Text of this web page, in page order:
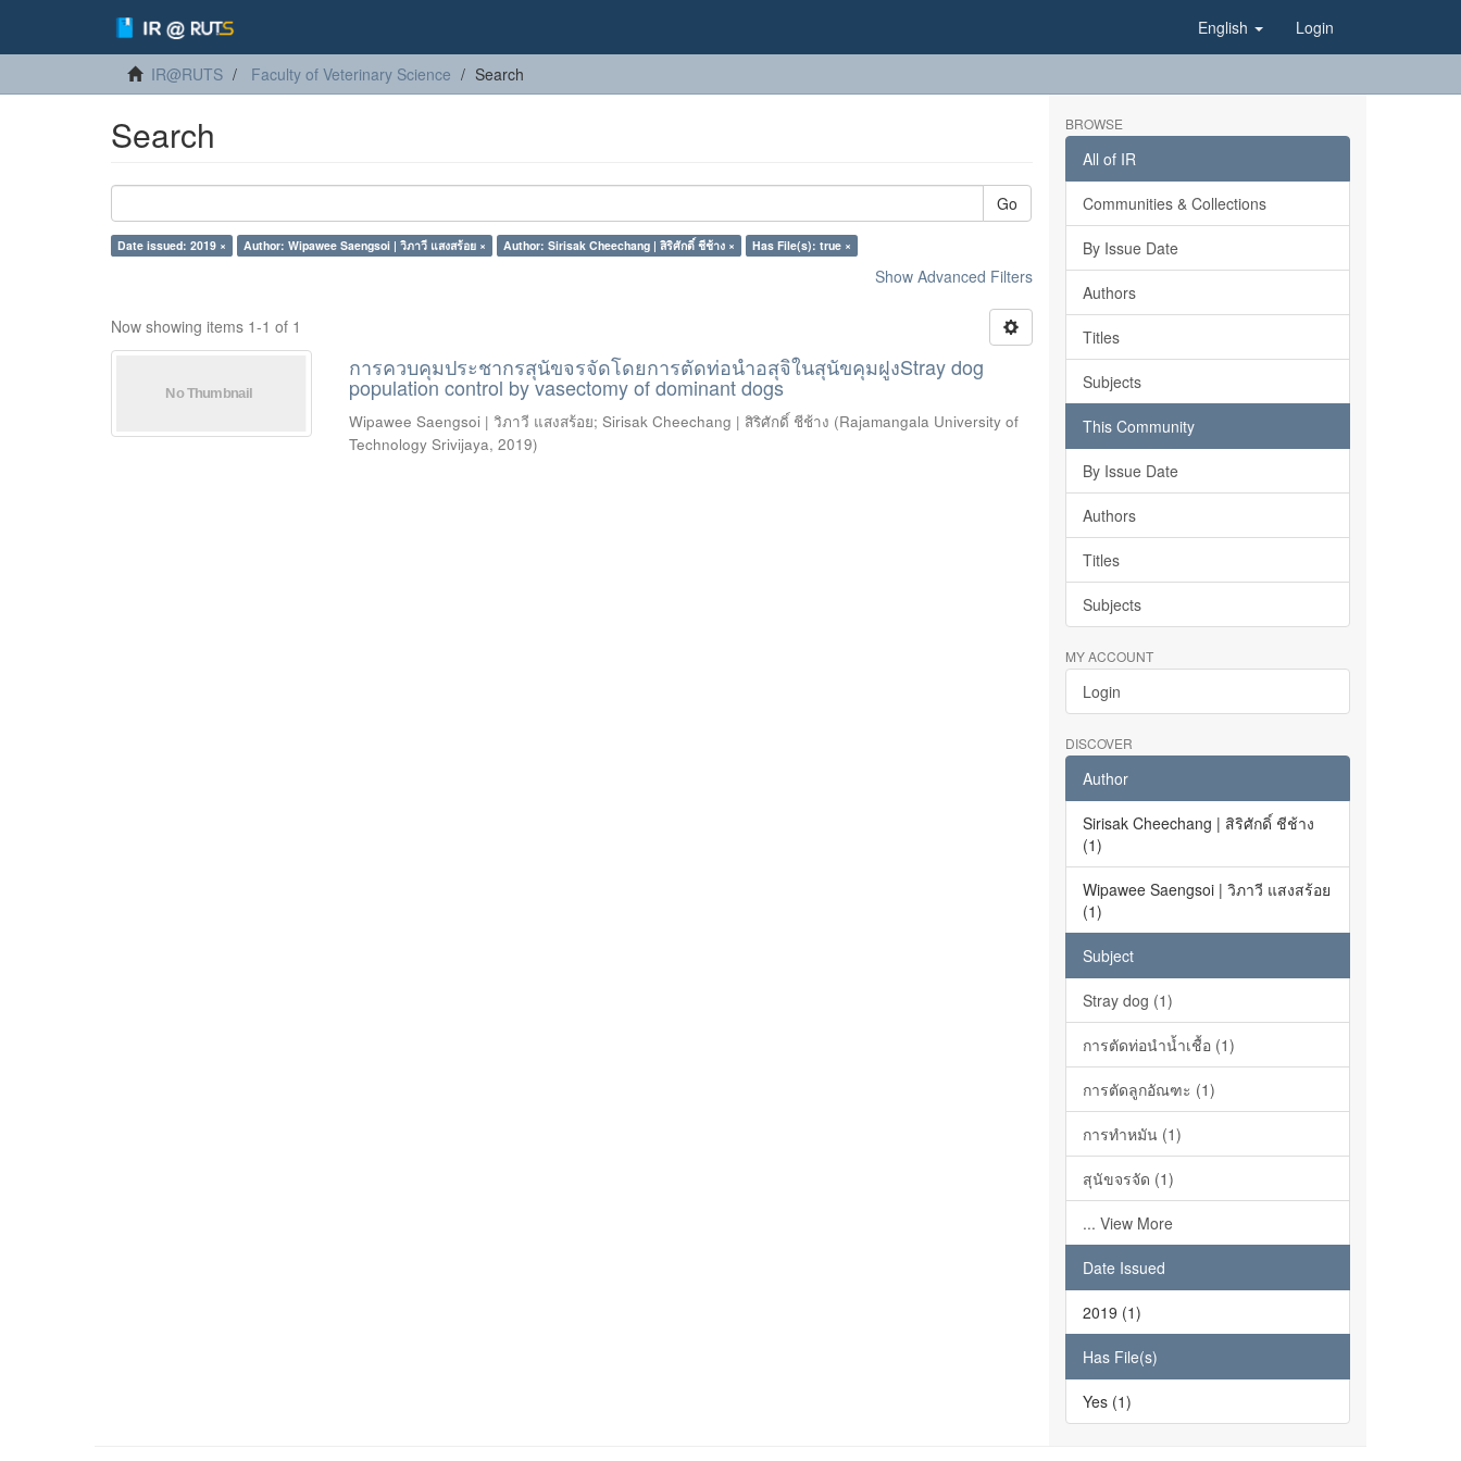
English Login
IR@RUTS Faculty of Veterinary Science Search
Search
Go
Date issued: 2019 × Author: Wipawee Saengsoi | วิภาวี แสงสร้อย × Author: Sirisak Cheechang | สิริศักดิ์ ชีช้าง × Has File(s): true ×
Show Advanced Filters
Now showing items 1-1 of 1
การควบคุมประชากรสุนัขจรจัดโดยการตัดท่อนำอสุจิในสุนัขคุมฝูงStray dog
population control by vasectomy of dominant dogs
Wipawee Saengsoi | วิภาวี แสงสร้อย;Sirisak Cheechang | สิริศักดิ์ ชีช้าง (Rajamangala University of
Technology Srivijaya,2019)
BROWSE
All of IR
Communities & Collections
By Issue Date
Authors
Titles
Subjects
This Community
By Issue Date
Authors
Titles
Subjects
MY ACCOUNT
Login
DISCOVER
Author
Sirisak Cheechang | สิริศักดิ์ ชีช้าง
(1)
Wipawee Saengsoi | วิภาวี แสงสร้อย
(1)
Subject
Stray dog (1)
การตัดท่อนำน้ำเชื้อ (1)
การตัดลูกอัณฑะ (1)
การทำหมัน (1)
สุนัขจรจัด (1)
... View More
Date Issued
2019 (1)
Has File(s)
Yes (1)